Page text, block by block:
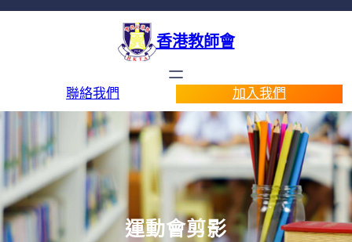
香港教師會
聯絡我們 加入我們
運動會剪影